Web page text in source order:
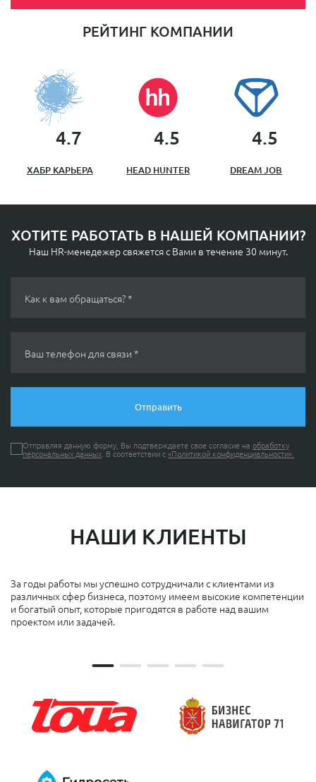
РЕЙТИНГ КОМПАНИИ
4.7
ХАБР КАРЬЕРА
4.5
HEAD HUNTER
4.5
DREAM JOB
ХОТИТЕ РАБОТАТЬ В НАШЕЙ КОМПАНИИ?
Наш HR-менедежер свяжется с Вами в течение 30 минут.
Как к вам обращаться? *
Ваш телефон для связи *
Отправляя данную форму, Вы подтверждаете свое согласие на обработку
персональных данных. В соответствии с«Политикой конфиденциальности».
НАШИ КЛИЕНТЫ
За годы работы мы успешно сотрудничали с клиентами из
различных сфер бизнеса, поэтому имеем высокие компетенции
и богатый опыт, которые пригодятся в работе над вашим
проектом или задачей.